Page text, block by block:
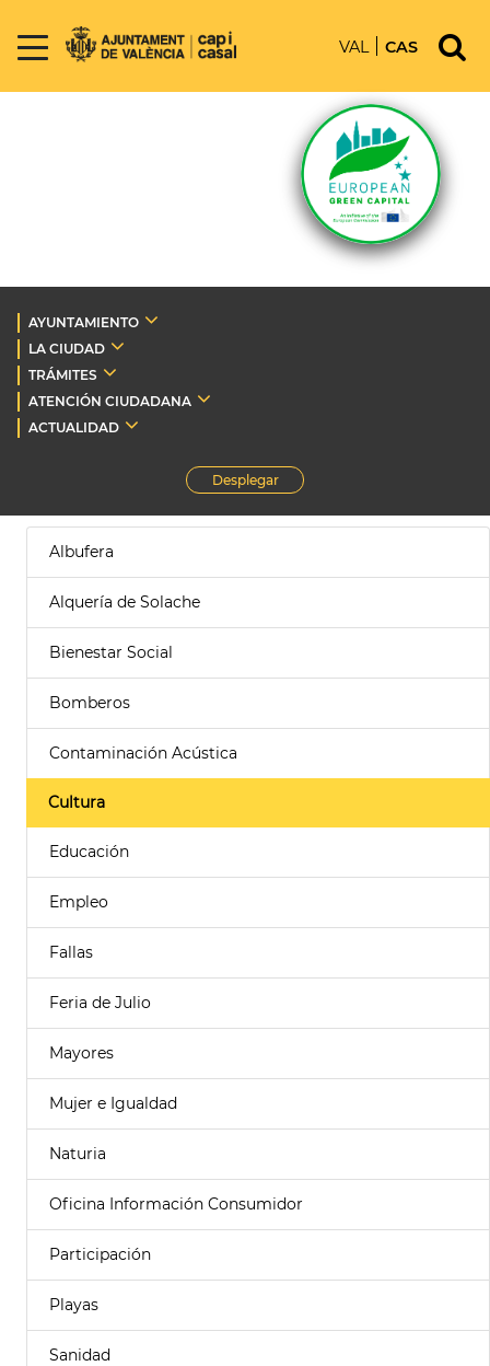
VAL CAS
AYUNTAMIENTO
LA CIUDAD
TRÁMITES
ATENCIÓN CIUDADANA
ACTUALIDAD
Desplegar
Albufera
Alquería de Solache
Bienestar Social
Bomberos
Contaminación Acústica
Cultura
Educación
Empleo
Fallas
Feria de Julio
Mayores
Mujer e Igualdad
Naturia
Oficina Información Consumidor
Participación
Playas
Sanidad